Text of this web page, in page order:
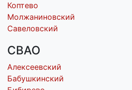
Коптево
Молжаниновский
Савеловский
СВАО
Алексеевский
Бабушкинский